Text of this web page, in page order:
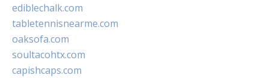
ediblechalk.com
tabletennisnearme.com
oaksofa.com
soultacohtx.com
capishcaps.com